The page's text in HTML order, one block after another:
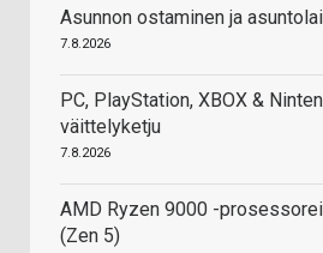
Asunnon ostaminen ja
7.8.2026
PC, PlayStation, XBOX &
väittelyketju
7.8.2026
AMD Ryzen 9000 -
(Zen 5)